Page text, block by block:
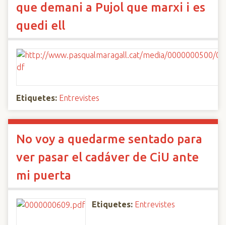
que demani a Pujol que marxi i es
quedi ell
Etiquetes: Entrevistes
No voy a quedarme sentado para
ver pasar el cadáver de CiU ante
mi puerta
Etiquetes: Entrevistes